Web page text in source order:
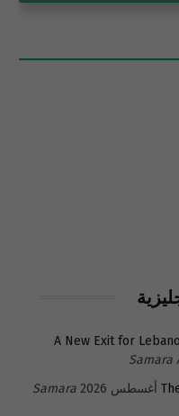
A New Exit for
Samara
Samara